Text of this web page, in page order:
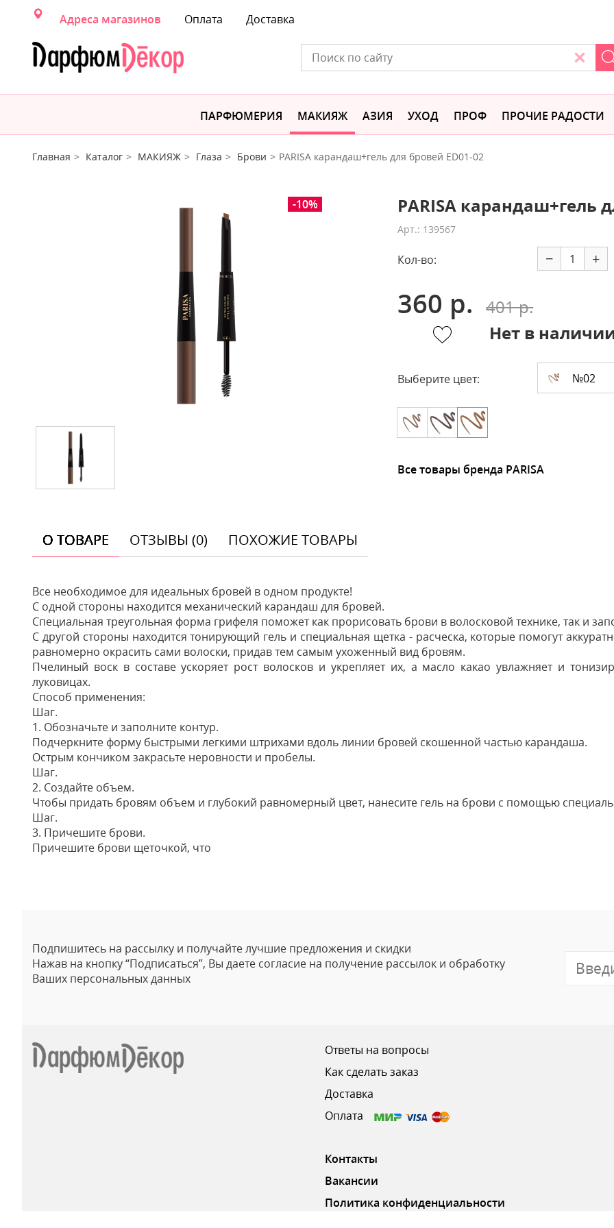
Адреса магазинов Оплата Доставка
ПАРФЮМЕРИЯ МАКИЯЖ АЗИЯ УХОД ПРОФ ПРОЧИЕ РАДОСТИ
Главная Каталог МАКИЯЖ Глаза Брови PARISA карандаш+гель для бровей ED01-02
-10% PARISA карандаш+гель
Арт.: 139567
Кол-во: − +
360 р.
401 р.
Нет в
Выберите цвет: №02
Все товары бренда PARISA
О ТОВАРЕ ОТЗЫВЫ (0) ПОХОЖИЕ ТОВАРЫ
Все необходимое для идеальных бровей в одном продукте!
С одной стороны находится механический карандаш для бровей.
Специальная треугольная форма грифеля поможет как прорисовать брови в волосковой технике, так и
С другой стороны находится тонирующий гель и специальная щетка - расческа, которые помогут
равномерно окрасить сами волоски, придав тем самым ухоженный вид бровям.
Пчелиный воск в составе ускоряет рост волосков и укрепляет их, а масло какао увлажняет и
луковицах.
Способ применения:
Шаг.
1. Обозначьте и заполните контур.
Подчеркните форму быстрыми легкими штрихами вдоль линии бровей скошенной частью карандаша.
Острым кончиком закрасьте неровности и пробелы.
Шаг.
2. Создайте объем.
Чтобы придать бровям объем и глубокий равномерный цвет, нанесите гель на брови с помощью
Шаг.
3. Причешите брови.
Причешите брови щеточкой, что
Подпишитесь на рассылку и получайте лучшие предложения и скидки
Нажав на кнопку “Подписаться”, Вы даете согласие на получение рассылок и обработку
Ваших персональных данных
Ответы на вопросы
Как сделать заказ
Доставка
Оплата
Контакты
Вакансии
Политика конфиденциальности